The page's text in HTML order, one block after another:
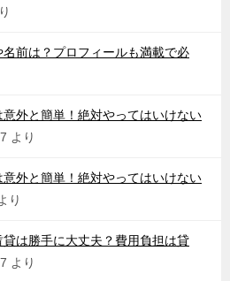
前は？プロフィールも満載で必
外と簡単！絶対やってはいけない
より
外と簡単！絶対やってはいけない
り
は勝手に大丈夫？費用負担は貸
より